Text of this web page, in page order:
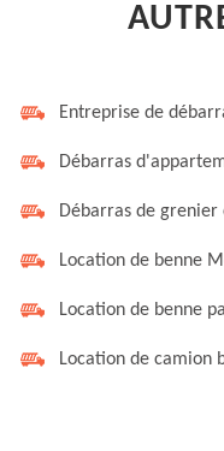
Entreprise de
Débarras
Débarras de
Location de benne
Location de benne
Location de camion